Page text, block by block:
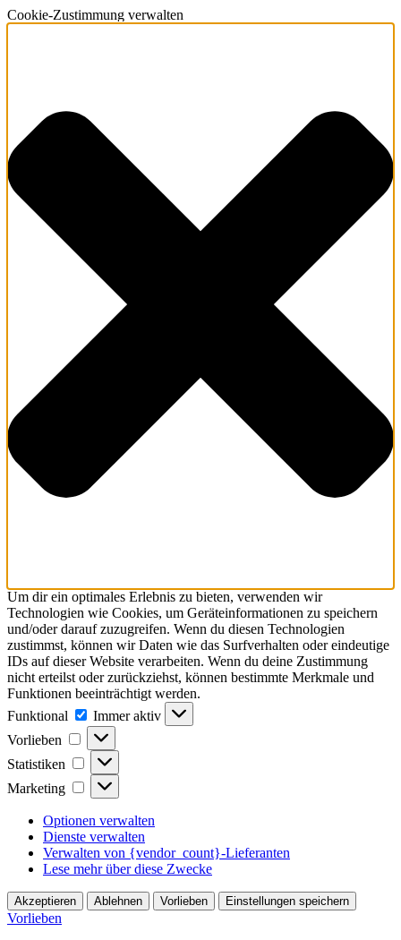
Cookie-Zustimmung verwalten
Um dir ein optimales Erlebnis zu bieten, verwenden wir
Technologien wie Cookies, um Geräteinformationen zu speichern
und/oder darauf zuzugreifen. Wenn du diesen Technologien
zustimmst, können wir Daten wie das Surfverhalten oder eindeutige
IDs auf dieser Website verarbeiten. Wenn du deine Zustimmung
nicht erteilst oder zurückziehst, können bestimmte Merkmale und
Funktionen beeinträchtigt werden.
Funktional
Funktional
Immer aktiv
Vorlieben
Vorlieben
Statistiken Statistiken
Marketing Marketing
Optionen verwalten
Dienste verwalten
Verwalten von {vendor_count}-Lieferanten
Lese mehr über diese Zwecke
Akzeptieren Ablehnen Vorlieben Einstellungen speichern
Vorlieben